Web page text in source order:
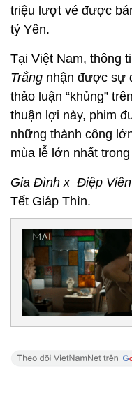
triệu lượt vé được
tỷ Yên.
Tại Việt Nam, thông
Trắng nhận được sự
thảo luận “khủng”
thuận lợi này, phim
những thành công
mùa lễ lớn nhất
Gia Đình x Điệp Viên
Tết Giáp Thìn.